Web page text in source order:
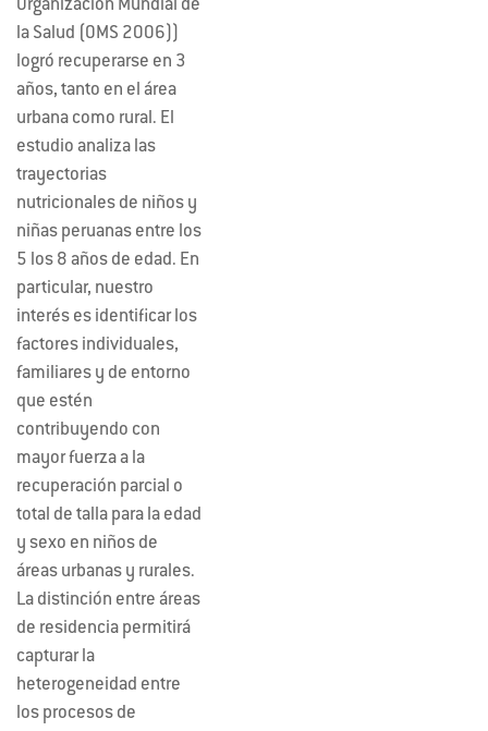
Organización Mundial de
la Salud (OMS 2006))
logró recuperarse en 3
años, tanto en el área
urbana como rural. El
estudio analiza las
trayectorias
nutricionales de niños y
niñas peruanas entre los
5 los 8 años de edad. En
particular, nuestro
interés es identificar los
factores individuales,
familiares y de entorno
que estén
contribuyendo con
mayor fuerza a la
recuperación parcial o
total de talla para la edad
y sexo en niños de
áreas urbanas y rurales.
La distinción entre áreas
de residencia permitirá
capturar la
heterogeneidad entre
los procesos de